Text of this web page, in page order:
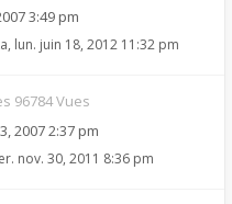
3:49 pm
, lun. juin 18, 2012 11:32 pm
96784 Vues
2007 2:37 pm
nov. 30, 2011 8:36 pm